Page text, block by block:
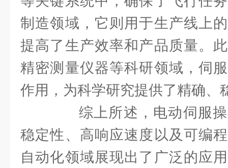
制造领域，它则用于生产线上
提高了生产效率和产品质量。
精密测量仪器等科研领域，伺
作用，为科学研究提供了精确、
综上所述，电动伺服操
稳定性、高响应速度以及可编
自动化领域展现出了广泛的应